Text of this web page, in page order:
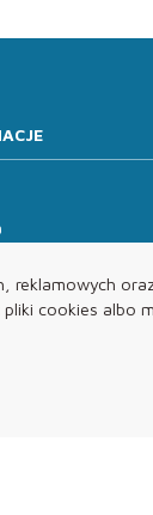
cookies albo